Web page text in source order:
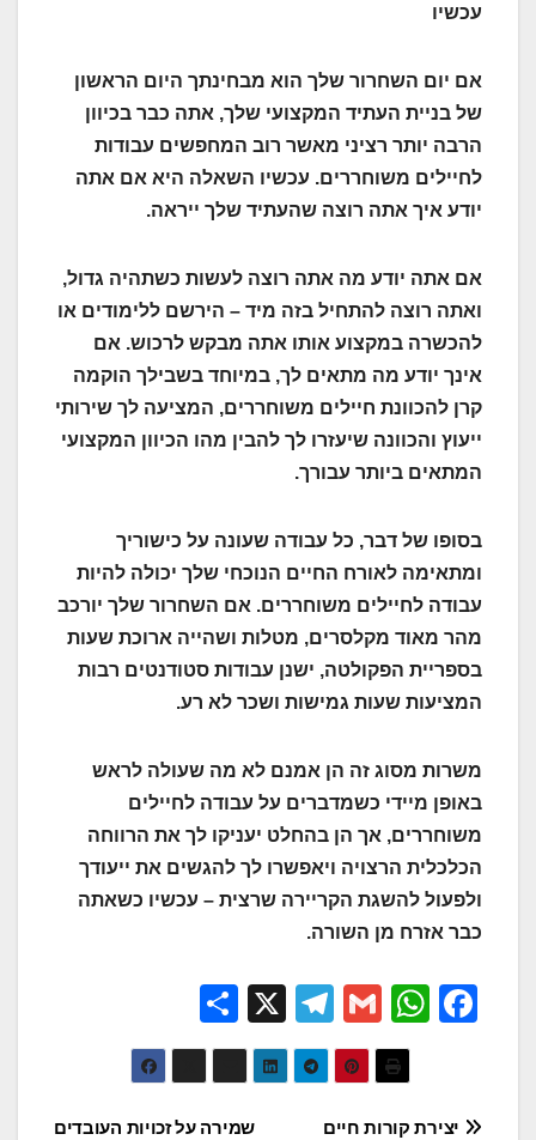
עכשיו
אם יום השחרור שלך הוא מבחינתך היום הראשון
של בניית העתיד המקצועי שלך, אתה כבר בכיוון
הרבה יותר רציני מאשר רוב המחפשים עבודות
לחיילים משוחררים. עכשיו השאלה היא אם אתה
יודע איך אתה רוצה שהעתיד שלך ייראה.
אם אתה יודע מה אתה רוצה לעשות כשתהיה גדול,
ואתה רוצה להתחיל בזה מיד – הירשם ללימודים או
להכשרה במקצוע אותו אתה מבקש לרכוש. אם
אינך יודע מה מתאים לך, במיוחד בשבילך הוקמה
קרן להכוונת חיילים משוחררים, המציעה לך שירותי
ייעוץ והכוונה שיעזרו לך להבין מהו הכיוון המקצועי
המתאים ביותר עבורך.
בסופו של דבר, כל עבודה שעונה על כישוריך
ומתאימה לאורח החיים הנוכחי שלך יכולה להיות
עבודה לחיילים משוחררים. אם השחרור שלך יורכב
מהר מאוד מקלסרים, מטלות ושהייה ארוכת שעות
בספריית הפקולטה, ישנן עבודות סטודנטים רבות
המציעות שעות גמישות ושכר לא רע.
משרות מסוג זה הן אמנם לא מה שעולה לראש
באופן מיידי כשמדברים על עבודה לחיילים
משוחררים, אך הן בהחלט יעניקו לך את הרווחה
הכלכלית הרצויה ויאפשרו לך להגשים את ייעודך
ולפעול להשגת הקריירה שרצית – עכשיו כשאתה
כבר אזרח מן השורה.
F
e
W
h
at
s
G
m
ail
T
el
e
X
h
ar
e
שמירה על זכויות העובדים יצירת קורות חיים